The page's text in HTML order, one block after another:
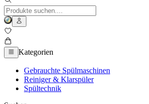
Kategorien
Gebrauchte Spülmaschinen
Reiniger & Klarspüler
Spültechnik